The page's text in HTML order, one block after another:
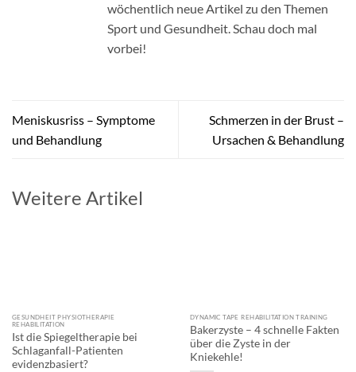
wöchentlich neue Artikel zu den Themen
Sport und Gesundheit. Schau doch mal
vorbei!
Meniskusriss – Symptome
und Behandlung
Schmerzen in der Brust –
Ursachen & Behandlung
Weitere Artikel
GESUNDHEIT PHYSIOTHERAPIE
REHABILITATION
Ist die Spiegeltherapie bei
Schlaganfall-Patienten
evidenzbasiert?
DYNAMIC TAPE REHABILITATION TRAINING
Bakerzyste – 4 schnelle Fakten
über die Zyste in der
Kniekehle!